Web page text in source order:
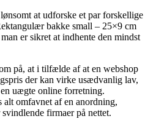
at udforske et par forskellige
bakke small – 25×9 cm
er sikret at indhente den mindst
på, at i tilfælde af at en webshop
der kan virke usædvanlig lav,
uægte online forretning.
omfavnet af en anordning,
firmaer på nettet.